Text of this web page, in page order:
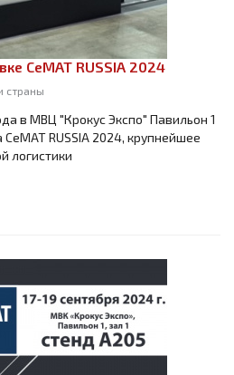
CeMAT RUSSIA 2024
страны
в МВЦ "Крокус Экспо" Павильон 1
RUSSIA 2024, крупнейшее
логистики